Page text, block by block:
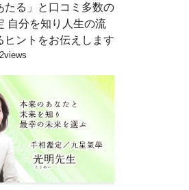
たる」と口コミ多数の
自分を知り人生の流
ヒントをお伝えします